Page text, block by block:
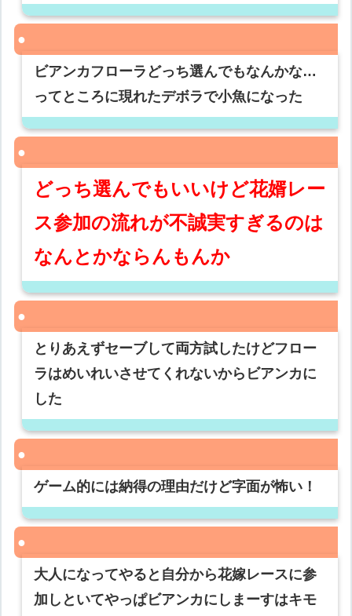
ビアンカフローラどっち選んでもなんかな…
ってところに現れたデボラで小魚になった
どっち選んでもいいけど花婿レー
ス参加の流れが不誠実すぎるのは
なんとかならんもんか
とりあえずセーブして両方試したけどフロー
ラはめいれいさせてくれないからビアンカに
した
ゲーム的には納得の理由だけど字面が怖い！
大人になってやると自分から花嫁レースに参
加しといてやっぱビアンカにしまーすはキモ